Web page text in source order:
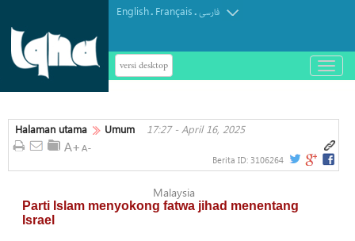
English. Français.فارسی
versi desktop
باز
و
کردن
Halaman utama Umum 17:27 - April 16, 2025
Berita ID: 3106264
Malaysia
Parti Islam menyokong fatwa jihad menentang
Israel